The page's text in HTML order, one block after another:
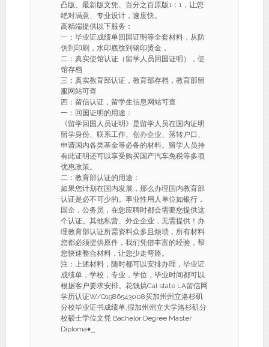
凸版、最新版文凭、百分之百原版1：1，让您
绝对满意、专业设计，速度快。
高精端提供以下服务：
一：毕业证成绩单回国证明等全套材料，从防
伪到印刷，水印底纹到钢印烫金，
二：真实使馆认证（留学人员回国证明），使
馆存档
三：真实教育部认证，教育部存档，教育部留
服网站可查
四：留信认证，留学生信息网站可查
一：回国证明的用途：
《留学回国人员证明》是留学人员在国内证明
留学身份、联系工作、创办企业、落转户口、
申请国内各类基金等必备的材料。留学人员持
有此证明还可以享受购买国产汽车免税等多项
优惠政策。
二：教育部认证的用途：
如果您计划在国内发展，那么办理国内教育部
认证是必不可少的。事业性用人单位如银行，
国企，公务员，在您应聘时都会需要您提供这
个认证。其他私营、外企企业，无需提供！办
理教育部认证所需资料众多且烦琐，所有材料
您都必须提供原件，我们凭借丰富的经验，帮
您快速整合材料，让您少走弯路。
注：上述材料，随时都可以安排办理，毕业证
成绩单，学校，专业，学位，毕业时间都可以
根据客户要求安排。花钱搞Cal state LA留信网
学历认证W/Q1986543008买加州州立洛杉矶
分校毕业证书成绩单,假加州州立大学洛杉矶分
校硕士学位文凭 Bachelor Degree Master
Diploma♦‿